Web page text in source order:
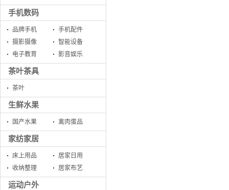
手机数码
品牌手机
手机配件
摄影摄像
智能设备
电子教育
影音娱乐
茶叶茶具
茶叶
生鲜水果
国产水果 禽肉蛋品
家纺家居
床上用品
居家日用
收纳整理
居家布艺
运动户外